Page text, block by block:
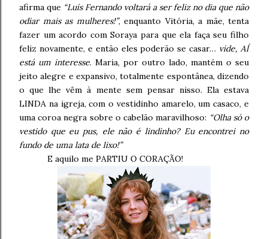
afirma que “Luís Fernando voltará a ser feliz no dia que não
odiar mais as mulheres!”, enquanto Vitória, a mãe, tenta
fazer um acordo com Soraya para que ela faça seu filho
feliz novamente, e então eles poderão se casar… vide, AÍ
está um interesse. Maria, por outro lado, mantém o seu
jeito alegre e expansivo, totalmente espontânea, dizendo
o que lhe vêm à mente sem pensar nisso. Ela estava
LINDA na igreja, com o vestidinho amarelo, um casaco, e
uma coroa negra sobre o cabelão maravilhoso: “Olha só o
vestido que eu pus, ele não é lindinho? Eu encontrei no
fundo de uma lata de lixo!”
E aquilo me PARTIU O CORAÇÃO!